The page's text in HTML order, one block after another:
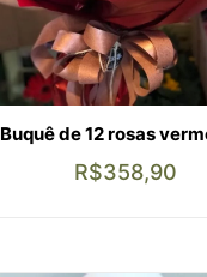
Buquê de 12 rosas
R$358,90